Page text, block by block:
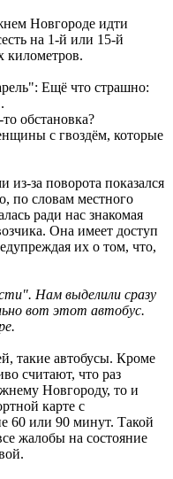
Новгороде идти
на 1-й или 15-й
километров.
Ещё что страшно:
обстановка?
с гвоздём, которые
за поворота показался
по словам местного
ради нас знакомая
Она имеет доступ
их о том, что,
Нам выделили сразу
вот этот автобус.
такие автобусы. Кроме
считают, что раз
Новгороду, то и
карте с
60 или 90 минут. Такой
жалобы на состояние